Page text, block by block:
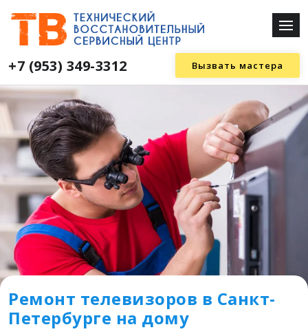
+7 (953) 349-3312 Вызвать мастера
Ремонт телевизоров в Санкт-
Петербурге на дому